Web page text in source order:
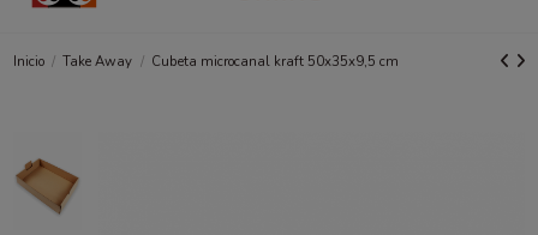
Inicio Take Away Cubeta microcanal kraft 50x35x9,5 cm